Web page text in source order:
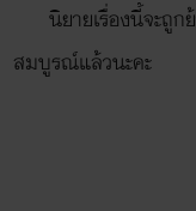
นิยายเรื่องนี้จะ
สมบูรณ์แล้วนะคะ